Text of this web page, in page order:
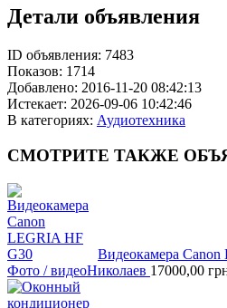
Детали объявления
ID объявления: 7483
Показов: 1714
Добавлено: 2016-11-20 08:42:13
Истекает: 2026-09-06 10:42:46
В категориях: Аудиотехника
СМОТРИТЕ ТАКЖЕ
Видеокамера
Фото / видеоНиколаев 17000,00